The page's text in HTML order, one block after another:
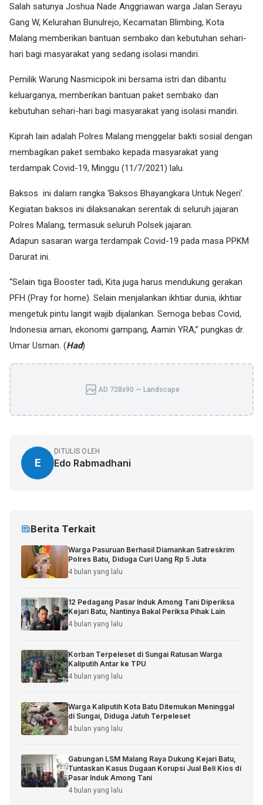
Salah satunya Joshua Nade Anggriawan warga Jalan Serayu
Gang W, Kelurahan Bunulrejo, Kecamatan Blimbing, Kota
Malang memberikan bantuan sembako dan kebutuhan sehari-
hari bagi masyarakat yang sedang isolasi mandiri.
Pemilik Warung Nasmicipok ini bersama istri dan dibantu
keluarganya, memberikan bantuan paket sembako dan
kebutuhan sehari-hari bagi masyarakat yang isolasi mandiri.
Kiprah lain adalah Polres Malang menggelar bakti sosial dengan
membagikan paket sembako kepada masyarakat yang
terdampak Covid-19, Minggu (11/7/2021) lalu.
Baksos ini dalam rangka ‘Baksos Bhayangkara Untuk Negeri’.
Kegiatan baksos ini dilaksanakan serentak di seluruh jajaran
Polres Malang, termasuk seluruh Polsek jajaran.
Adapun sasaran warga terdampak Covid-19 pada masa PPKM
Darurat ini.
“Selain tiga Booster tadi, Kita juga harus mendukung gerakan
PFH (Pray for home). Selain menjalankan ikhtiar dunia, ikhtiar
mengetuk pintu langit wajib dijalankan. Semoga bebas Covid,
Indonesia aman, ekonomi gampang, Aamin YRA,” pungkas dr.
Umar Usman. (Had)
AD 728x90 — Landscape
E
DITULIS OLEH
Edo Rabmadhani
Berita Terkait
Warga Pasuruan Berhasil Diamankan Satreskrim
Polres Batu, Diduga Curi Uang Rp 5 Juta
4 bulan yang lalu
12 Pedagang Pasar Induk Among Tani Diperiksa
Kejari Batu, Nantinya Bakal Periksa Pihak Lain
4 bulan yang lalu
Korban Terpeleset di Sungai Ratusan Warga
Kaliputih Antar ke TPU
4 bulan yang lalu
Warga Kaliputih Kota Batu Ditemukan Meninggal
di Sungai, Diduga Jatuh Terpeleset
4 bulan yang lalu
Gabungan LSM Malang Raya Dukung Kejari Batu,
Tuntaskan Kasus Dugaan Korupsi Jual Beli Kios di
Pasar Induk Among Tani
4 bulan yang lalu